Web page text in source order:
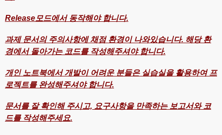
Release모드에서 동작해야 합니다.
과제 문서의 주의사항에 채점 환경이 나와있습니다. 해당 환
경에서 돌아가는 코드를 작성해주셔야 합니다.
개인 노트북에서 개발이 어려운 분들은 실습실을 활용하여 프
로젝트를 완성해주셔야 합니다.
문서를 잘 확인해 주시고, 요구사항을 만족하는 보고서와 코
드를 작성해주세요.